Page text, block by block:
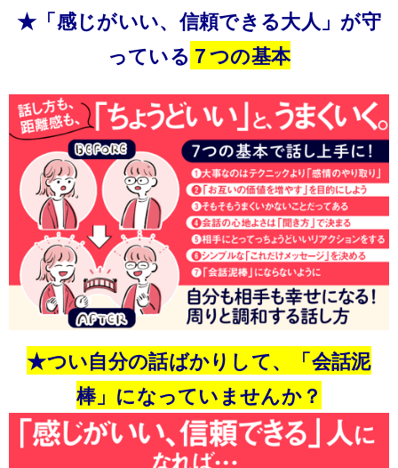
★「感じがいい、信頼できる大人」が守
っている ７つの基本
★つい自分の話ばかりして、「会話泥
棒」になっていませんか？